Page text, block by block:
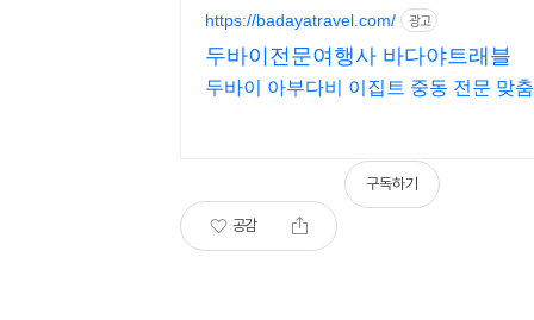
https://badayatravel.com/ 광고
두바이전문여행사 바다야트래블
두바이 아부다비 이집트 중동 전문 맞
공감
구독하기